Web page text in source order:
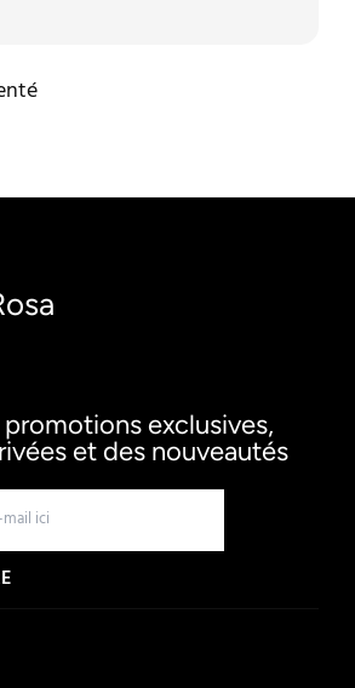
exclusives,
et des nouveautés